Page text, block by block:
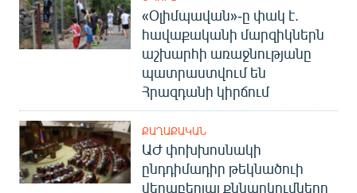
«Օլիմպավան»-ը փակ է.
հավաքականի մարզիկներն
աշխարհի առաջնությանը
պատրաստվում են
Հրազդանի կիրճում
ՔԱՂԱՔԱԿԱՆ
ԱԺ փոխխոսնակի
ընդդիմադիր թեկնածուի
վերաբերյալ քննարկումները